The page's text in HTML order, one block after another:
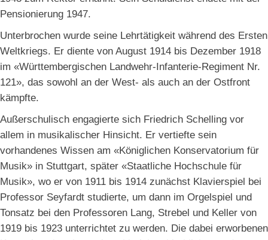
Pensionierung 1947.
Unterbrochen wurde seine Lehrtätigkeit während des Ersten
Weltkriegs. Er diente von August 1914 bis Dezember 1918
im «Württembergischen Landwehr-Infanterie-Regiment Nr.
121», das sowohl an der West- als auch an der Ostfront
kämpfte.
Außerschulisch engagierte sich Friedrich Schelling vor
allem in musikalischer Hinsicht. Er vertiefte sein
vorhandenes Wissen am «Königlichen Konservatorium für
Musik» in Stuttgart, später «Staatliche Hochschule für
Musik», wo er von 1911 bis 1914 zunächst Klavierspiel bei
Professor Seyfardt studierte, um dann im Orgelspiel und
Tonsatz bei den Professoren Lang, Strebel und Keller von
1919 bis 1923 unterrichtet zu werden. Die dabei erworbenen